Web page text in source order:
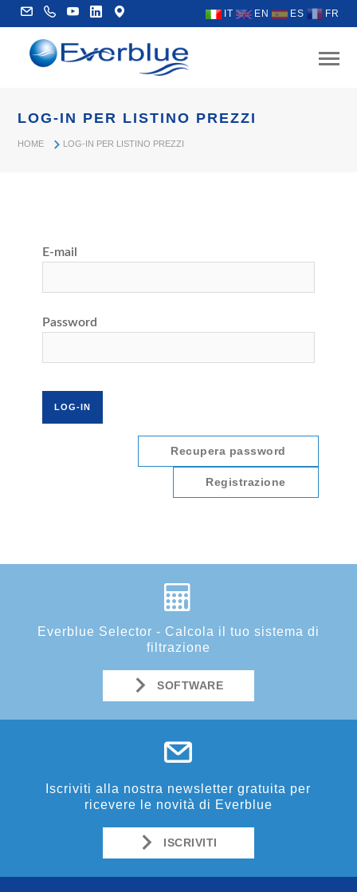
IT EN ES FR
LOG-IN PER LISTINO PREZZI
HOME LOG-IN PER LISTINO PREZZI
E-mail
Password
Recupera password
Registrazione
Everblue Selector - Calcola il tuo sistema di
filtrazione
SOFTWARE
Iscriviti alla nostra newsletter gratuita per
ricevere le novità di Everblue
ISCRIVITI